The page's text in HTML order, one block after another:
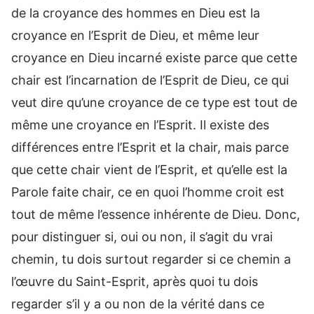
de la croyance des hommes en Dieu est la
croyance en l’Esprit de Dieu, et même leur
croyance en Dieu incarné existe parce que cette
chair est l’incarnation de l’Esprit de Dieu, ce qui
veut dire qu’une croyance de ce type est tout de
même une croyance en l’Esprit. Il existe des
différences entre l’Esprit et la chair, mais parce
que cette chair vient de l’Esprit, et qu’elle est la
Parole faite chair, ce en quoi l’homme croit est
tout de même l’essence inhérente de Dieu. Donc,
pour distinguer si, oui ou non, il s’agit du vrai
chemin, tu dois surtout regarder si ce chemin a
l’œuvre du Saint-Esprit, après quoi tu dois
regarder s’il y a ou non de la vérité dans ce